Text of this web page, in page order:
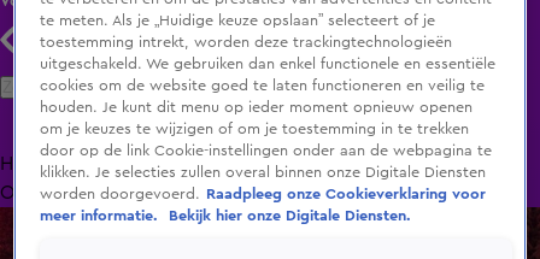
Zoeken
HomeUitzending Gemist Programma's De Bondgenoten
OranjezomerLivestreamsShop
te meten. Als je „Huidige keuze opslaan” selecteert of je
toestemming intrekt, worden deze trackingtechnologieën
uitgeschakeld. We gebruiken dan enkel functionele en essentiële
cookies om de website goed te laten functioneren en veilig te
houden. Je kunt dit menu op ieder moment opnieuw openen
om je keuzes te wijzigen of om je toestemming in te trekken
door op de link Cookie-instellingen onder aan de webpagina te
klikken. Je selecties zullen overal binnen onze Digitale Diensten
worden doorgevoerd.
Raadpleeg onze Cookieverklaring voor
meer informatie.
Bekijk hier onze Digitale Diensten.